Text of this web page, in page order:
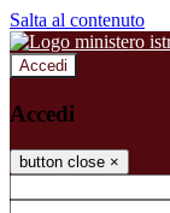
Salta al contenuto
Accedi
Accedi
button close ×